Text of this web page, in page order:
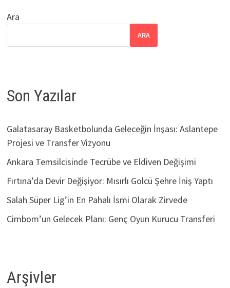
Ara
ARA
Son Yazılar
Galatasaray Basketbolunda Geleceğin İnşası: Aslantepe
Projesi ve Transfer Vizyonu
Ankara Temsilcisinde Tecrübe ve Eldiven Değişimi
Fırtına’da Devir Değişiyor: Mısırlı Golcü Şehre İniş Yaptı
Salah Süper Lig’in En Pahalı İsmi Olarak Zirvede
Cimbom’un Gelecek Planı: Genç Oyun Kurucu Transferi
Arşivler